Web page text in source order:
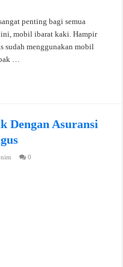
penting bagi semua
ini, mobil ibarat kaki. Hampir
sudah menggunakan mobil
…
Dengan Asuransi
0